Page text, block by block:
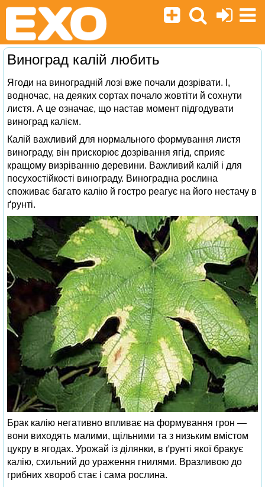
Виноград калій любить
Ягоди на виноградній лозі вже почали дозрівати. І,
водночас, на деяких сортах почало жовтіти й сохнути
листя. А це означає, що настав момент підгодувати
виноград калієм.
Калій важливий для нормального формування листя
винограду, він прискорює дозрівання ягід, сприяє
кращому визріванню деревини. Важливий калій і для
посухостійкості винограду. Виноградна рослина
споживає багато калію й гостро реагує на його нестачу в
ґрунті.
Брак калію негативно впливає на формування грон —
вони виходять малими, щільними та з низьким вмістом
цукру в ягодах. Урожай із ділянки, в ґрунті якої бракує
калію, схильний до ураження гнилями. Вразливою до
грибних хвороб стає і сама рослина.